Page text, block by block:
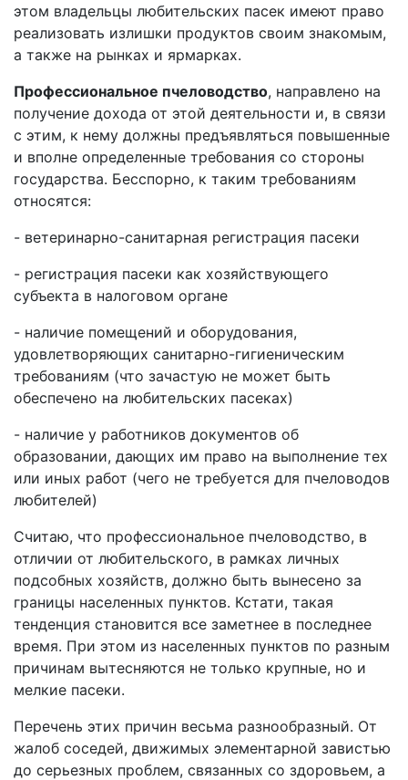
этом владельцы любительских пасек имеют право
реализовать излишки продуктов своим знакомым,
а также на рынках и ярмарках.
Профессиональное пчеловодство, направлено на
получение дохода от этой деятельности и, в связи
с этим, к нему должны предъявляться повышенные
и вполне определенные требования со стороны
государства. Бесспорно, к таким требованиям
относятся:
- ветеринарно-санитарная регистрация пасеки
- регистрация пасеки как хозяйствующего
субъекта в налоговом органе
- наличие помещений и оборудования,
удовлетворяющих санитарно-гигиеническим
требованиям (что зачастую не может быть
обеспечено на любительских пасеках)
- наличие у работников документов об
образовании, дающих им право на выполнение тех
или иных работ (чего не требуется для пчеловодов
любителей)
Считаю, что профессиональное пчеловодство, в
отличии от любительского, в рамках личных
подсобных хозяйств, должно быть вынесено за
границы населенных пунктов. Кстати, такая
тенденция становится все заметнее в последнее
время. При этом из населенных пунктов по разным
причинам вытесняются не только крупные, но и
мелкие пасеки.
Перечень этих причин весьма разнообразный. От
жалоб соседей, движимых элементарной завистью
до серьезных проблем, связанных со здоровьем, а